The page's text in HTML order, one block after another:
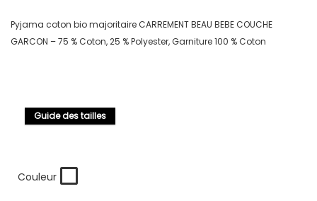
Pyjama coton bio majoritaire CARREMENT BEAU BEBE COUCHE
GARCON – 75 % Coton, 25 % Polyester, Garniture 100 % Coton
Guide des tailles
Couleur